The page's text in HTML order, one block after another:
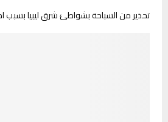
تحذير من السباحة بشواطئ شرق ليبيا بسبب